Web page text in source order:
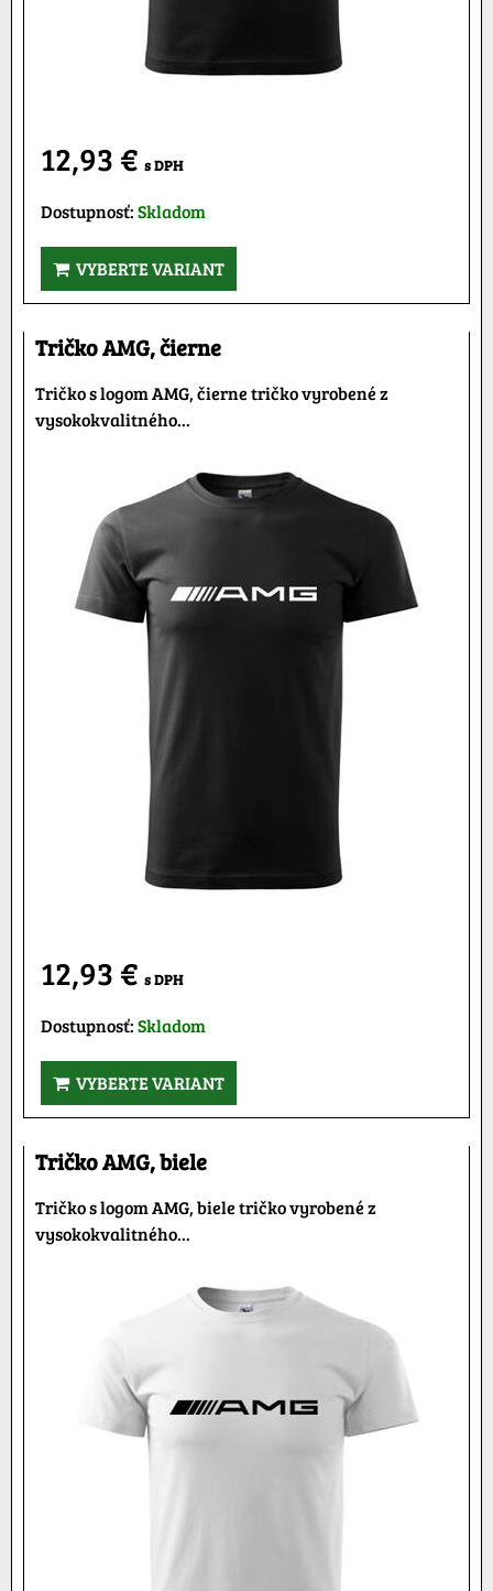
12,93 € s DPH
Dostupnosť:Skladom
VYBERTE VARIANT
Tričko AMG, čierne
Tričko s logom AMG, čierne tričko vyrobené z
vysokokvalitného...
12,93 € s DPH
Dostupnosť:Skladom
VYBERTE VARIANT
Tričko AMG, biele
Tričko s logom AMG, biele tričko vyrobené z
vysokokvalitného...